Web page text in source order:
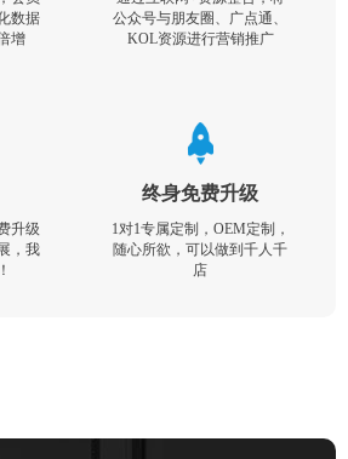
数据
增
公众号与朋友圈、广点通、
KOL资源进行营销推广
升级
，我
终身免费升级
1对1专属定制，OEM定制，
随心所欲，可以做到千人千
店